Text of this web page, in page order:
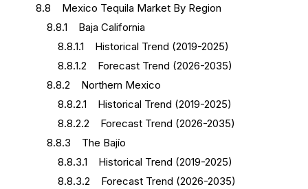
8.8 Mexico Tequila Market By Region
8.8.1 Baja California
8.8.1.1 Historical Trend (2019-2025)
8.8.1.2 Forecast Trend (2026-2035)
8.8.2 Northern Mexico
8.8.2.1 Historical Trend (2019-2025)
8.8.2.2 Forecast Trend (2026-2035)
8.8.3 The Bajío
8.8.3.1 Historical Trend (2019-2025)
8.8.3.2 Forecast Trend (2026-2035)